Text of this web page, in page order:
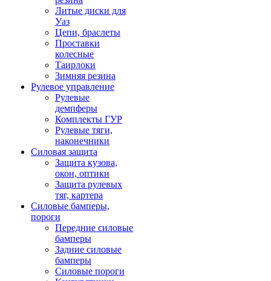
Литые диски для
Уаз
Цепи, браслеты
Проставки
колесные
Таирлоки
Зимняя резина
Рулевое управление
Рулевые
демпферы
Комплекты ГУР
Рулевые тяги,
наконечники
Силовая защита
Защита кузова,
окон, оптики
Защита рулевых
тяг, картера
Силовые бамперы,
пороги
Передние силовые
бамперы
Задние силовые
бамперы
Силовые пороги